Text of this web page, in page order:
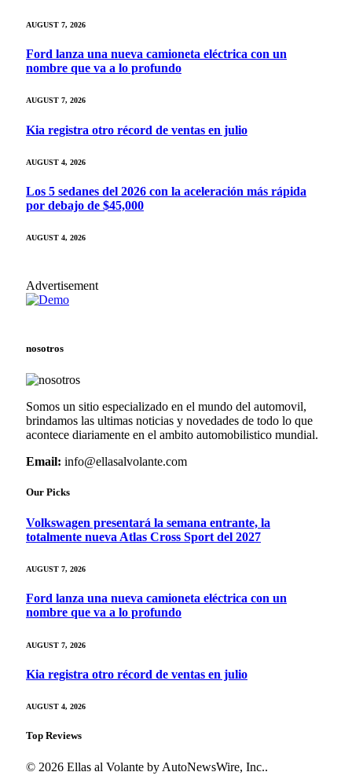
AUGUST 7, 2026
Ford lanza una nueva camioneta eléctrica con un
nombre que va a lo profundo
AUGUST 7, 2026
Kia registra otro récord de ventas en julio
AUGUST 4, 2026
Los 5 sedanes del 2026 con la aceleración más rápida
por debajo de $45,000
AUGUST 4, 2026
Advertisement
nosotros
Somos un sitio especializado en el mundo del automovil,
brindamos las ultimas noticias y novedades de todo lo que
acontece diariamente en el ambito automobilistico mundial.
Email: info@ellasalvolante.com
Our Picks
Volkswagen presentará la semana entrante, la
totalmente nueva Atlas Cross Sport del 2027
AUGUST 7, 2026
Ford lanza una nueva camioneta eléctrica con un
nombre que va a lo profundo
AUGUST 7, 2026
Kia registra otro récord de ventas en julio
AUGUST 4, 2026
Top Reviews
© 2026 Ellas al Volante by AutoNewsWire, Inc..